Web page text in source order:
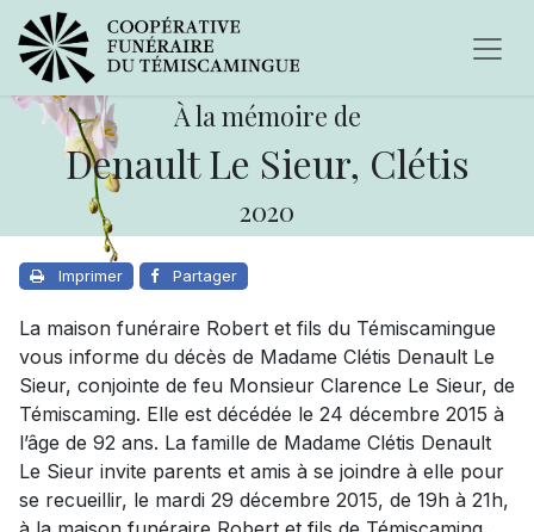
À la mémoire de
Denault Le Sieur, Clétis
2020
Imprimer Partager
La maison funéraire Robert et fils du Témiscamingue
vous informe du décès de Madame Clétis Denault Le
Sieur, conjointe de feu Monsieur Clarence Le Sieur, de
Témiscaming. Elle est décédée le 24 décembre 2015 à
l’âge de 92 ans. La famille de Madame Clétis Denault
Le Sieur invite parents et amis à se joindre à elle pour
se recueillir, le mardi 29 décembre 2015, de 19h à 21h,